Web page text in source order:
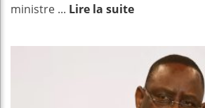
ministre ... Lire la suite